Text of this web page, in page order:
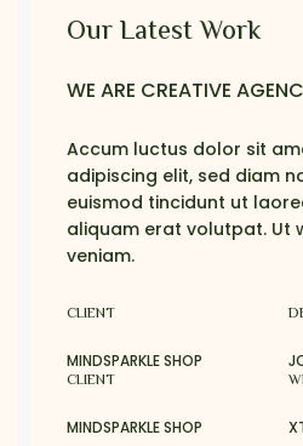
Our Latest Work
WE ARE CREATIVE
Accum luctus dolor sit
adipiscing elit, sed diam
euismod tincidunt ut
aliquam erat volutpat. Ut
veniam.
CLIENT
MINDSPARKLE SHOP
CLIENT
MINDSPARKLE SHOP